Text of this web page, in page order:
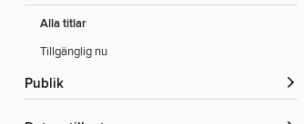
Alla titlar
Tillgänglig nu
Publik